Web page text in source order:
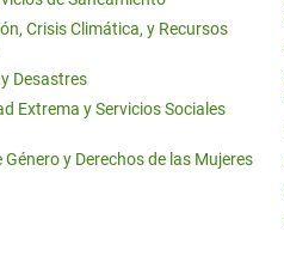
Crisis Climática, y Recursos
Desastres
Extrema y Servicios Sociales
y Derechos de las Mujeres